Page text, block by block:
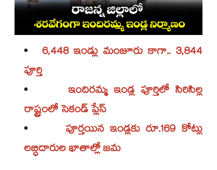
6,448 ఇండ్లు మంజూరు కాగా.. 3,844
పూర్తి
ఇందిరమ్మ ఇండ్ల పూర్తిలో సిరిసిల్ల
రాష్ట్రంలో సెకండ్ ప్లేస్
పూర్తయిన ఇండ్లకు రూ.169 కోట్లు
లబ్ధిదారుల ఖాతాల్లో జమ